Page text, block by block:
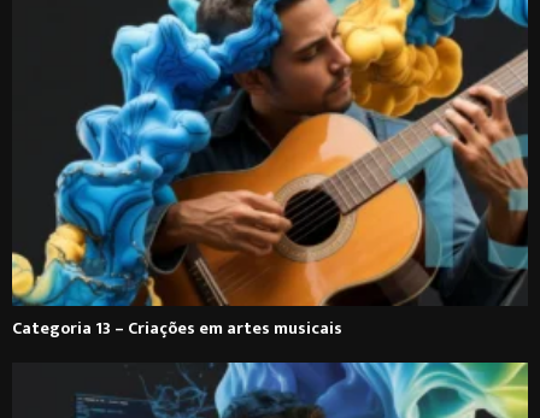
Categoria 13 – Criações em artes musicais